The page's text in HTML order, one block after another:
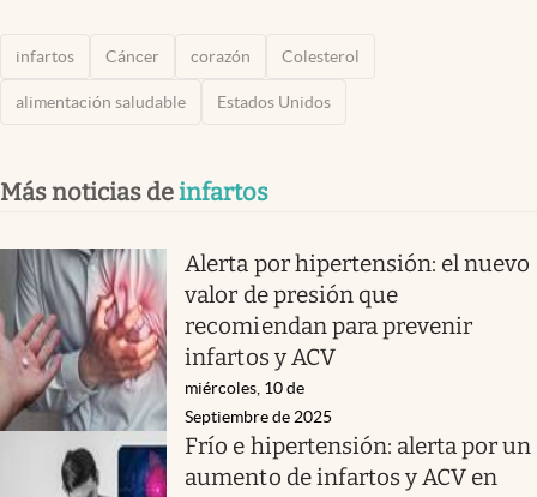
infartos Cáncer corazón Colesterol
alimentación saludable Estados Unidos
Más noticias deinfartos
Alerta por hipertensión: el nuevo
valor de presión que
recomiendan para prevenir
infartos y ACV
miércoles, 10 de
Septiembre de 2025
Frío e hipertensión: alerta por un
aumento de infartos y ACV en